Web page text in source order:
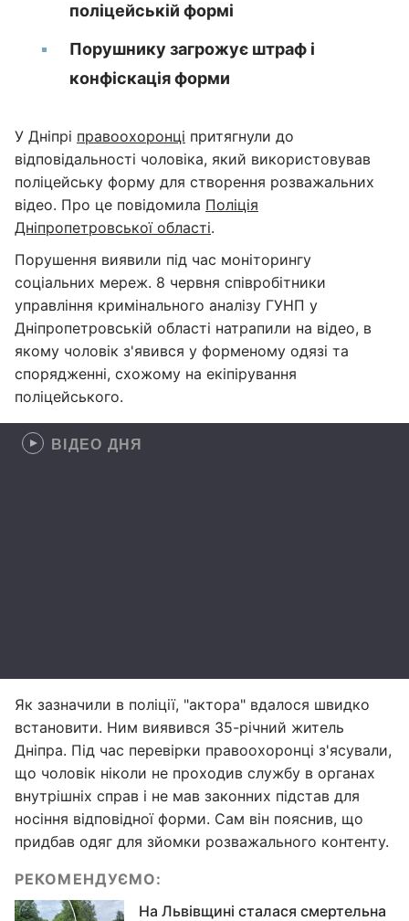
поліцейській формі
Порушнику загрожує штраф і
конфіскація форми
У Дніпрі правоохоронці притягнули до
відповідальності чоловіка, який використовував
поліцейську форму для створення розважальних
відео. Про це повідомила Поліція
Дніпропетровської області.
Порушення виявили під час моніторингу
соціальних мереж. 8 червня співробітники
управління кримінального аналізу ГУНП у
Дніпропетровській області натрапили на відео, в
якому чоловік з'явився у форменому одязі та
спорядженні, схожому на екіпірування
поліцейського.
ВІДЕО ДНЯ
Як зазначили в поліції, "актора" вдалося швидко
встановити. Ним виявився 35-річний житель
Дніпра. Під час перевірки правоохоронці з'ясували,
що чоловік ніколи не проходив службу в органах
внутрішніх справ і не мав законних підстав для
носіння відповідної форми. Сам він пояснив, що
придбав одяг для зйомки розважального контенту.
РЕКОМЕНДУЄМО:
На Львівщині сталася смертельна